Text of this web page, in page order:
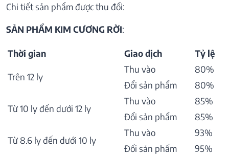
Chi tiết sản phẩm được thu đổi:
SẢN PHẨM KIM CƯƠNG RỜI:
Thời gian Giao dịch Tỷ lệ
Trên 12 ly
Thu vào
80%
Đổi sản phẩm
80%
Từ 10 ly đến dưới 12 ly
Thu vào
85%
Đổi sản phẩm
85%
Từ 8.6 ly đến dưới 10 ly
Thu vào
93%
Đổi sản phẩm
95%